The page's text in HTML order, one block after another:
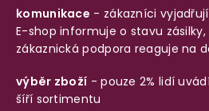
komunikace - zákazníci
E-shop informuje o stavu
zákaznická podpora reaguje na
výběr zboží - pouze 2% lidí
šíří sortimentu